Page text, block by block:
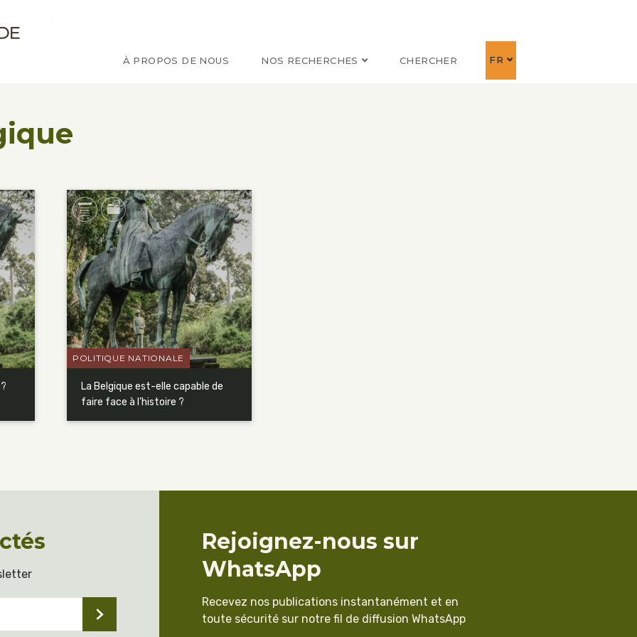
d'étude sur le Congo
À PROPOS DE NOUS NOS RECHERCHES CHERCHER FR
La Belgique est-elle capable de
faire face à l’histoire ?
POLITIQUE NATIONALE
Rejoignez-nous sur
WhatsApp
Recevez nos publications instantanément et en
toute sécurité sur notre fil de diffusion WhatsApp